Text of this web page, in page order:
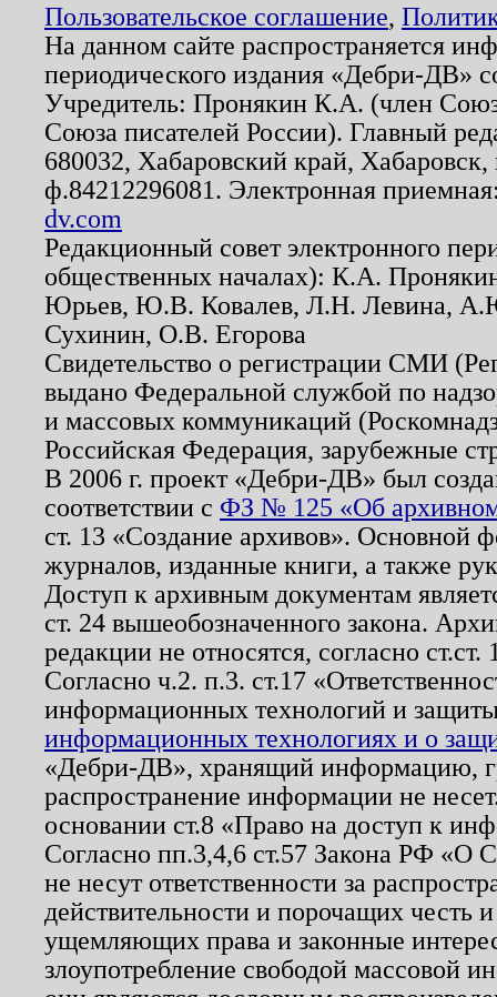
Пользовательское соглашение,
На данном сайте распространяется
периодического издания «Дебри-ДВ»
Учредитель: Пронякин К.А. (член
Союза писателей России). Главный
680032, Хабаровский край,
ф.84212296081. Электронная
dv.com
Редакционный совет электронного
общественных началах): К.А.
Юрьев, Ю.В. Ковалев, Л.Н. Левина,
Сухинин, О.В. Егорова
Свидетельство о регистрации СМИ
выдано Федеральной службой по
и массовых коммуникаций
Российская Федерация, зарубежные
В 2006 г. проект «Дебри-ДВ» был
соответствии с ФЗ № 125 «Об
ст. 13 «Создание архивов». Основной
журналов, изданные книги, а также
Доступ к архивным документам
ст. 24 вышеобозначенного закона.
редакции не относятся, согласно
Согласно ч.2. п.3. ст.17
информационных технологий и
информационных технологиях и о
«Дебри-ДВ», хранящий информацию,
распространение информации не
основании ст.8 «Право на доступ к
Согласно пп.3,4,6 ст.57 Закона РФ «О
не несут ответственности за
действительности и порочащих честь
ущемляющих права и законные
злоупотребление свободой массовой